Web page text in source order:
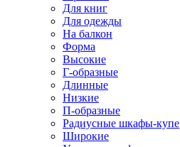
Для книг
Для одежды
На балкон
Форма
Высокие
Г-образные
Длинные
Низкие
П-образные
Радиусные шкафы-купе
Широкие